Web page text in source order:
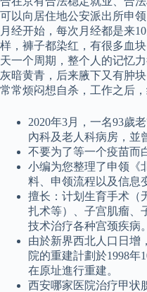
可以向居住地公安派出所申
月经开始，每次月经都是来
样，褲子都染红，有很多血
天一个周期，整个人的记忆
灰暗黄青，后来腋下又有肿
常常烦闷想自杀，工作之后
2020年3月，一名93歲
內科及老人科病房，並
不要为了等一个疫苗而
小编为您整理了申领《
料、申领流程以及信息
擅长：计划生育手术（
扎术等）、子宫肌瘤、
技术治疗各种宫颈疾病。
由於新界西北人口日增
院的重建計劃於1998年
在原址進行重建。
西安哪家医院治疗甲状